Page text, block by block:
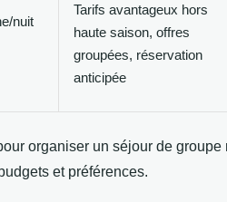
nuit
Tarifs avantageux hors
haute saison, offres
groupées, réservation
anticipée
organiser un séjour de groupe
et préférences.